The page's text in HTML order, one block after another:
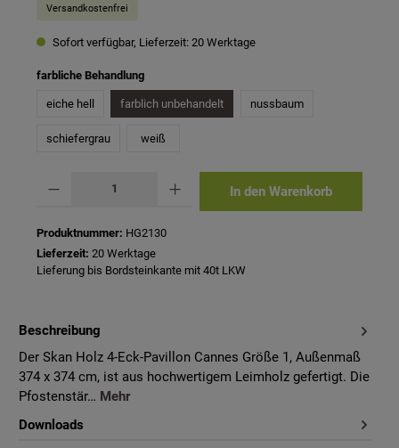
Versandkostenfrei
Sofort verfügbar, Lieferzeit: 20 Werktage
farbliche Behandlungauswählen
eiche hell farblich unbehandelt nussbaum
schiefergrau weiß
In den Warenkorb
Produktnummer: HG2130
Lieferzeit: 20 Werktage
Lieferung bis Bordsteinkante mit 40t LKW
Beschreibung
Der Skan Holz 4-Eck-Pavillon Cannes Größe 1, Außenmaß
374 x 374 cm, ist aus hochwertigem Leimholz gefertigt. Die
Pfostenstär… Mehr
Downloads